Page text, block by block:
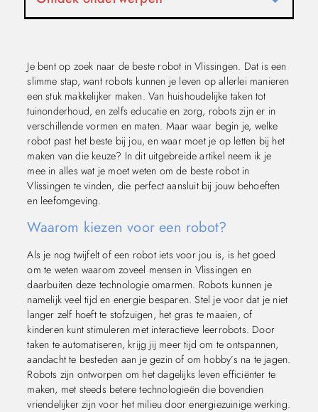
Je bent op zoek naar de beste robot in Vlissingen. Dat is een
slimme stap, want robots kunnen je leven op allerlei manieren
een stuk makkelijker maken. Van huishoudelijke taken tot
tuinonderhoud, en zelfs educatie en zorg, robots zijn er in
verschillende vormen en maten. Maar waar begin je, welke
robot past het beste bij jou, en waar moet je op letten bij het
maken van die keuze? In dit uitgebreide artikel neem ik je
mee in alles wat je moet weten om de beste robot in
Vlissingen te vinden, die perfect aansluit bij jouw behoeften
en leefomgeving.
Waarom kiezen voor een robot?
Als je nog twijfelt of een robot iets voor jou is, is het goed
om te weten waarom zoveel mensen in Vlissingen en
daarbuiten deze technologie omarmen. Robots kunnen je
namelijk veel tijd en energie besparen. Stel je voor dat je niet
langer zelf hoeft te stofzuigen, het gras te maaien, of
kinderen kunt stimuleren met interactieve leerrobots. Door
taken te automatiseren, krijg jij meer tijd om te ontspannen,
aandacht te besteden aan je gezin of om hobby’s na te jagen.
Robots zijn ontworpen om het dagelijks leven efficiënter te
maken, met steeds betere technologieën die bovendien
vriendelijker zijn voor het milieu door energiezuinige werking.